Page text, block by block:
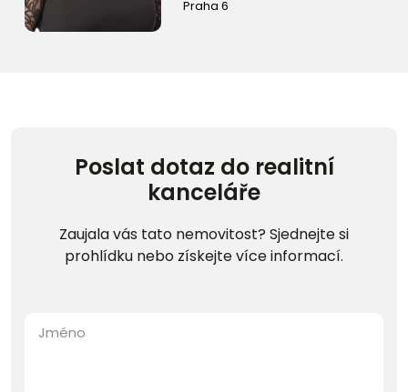
Praha 6
Poslat dotaz do realitní
kanceláře
Zaujala vás tato nemovitost? Sjednejte si
prohlídku nebo získejte více informací.
Jméno